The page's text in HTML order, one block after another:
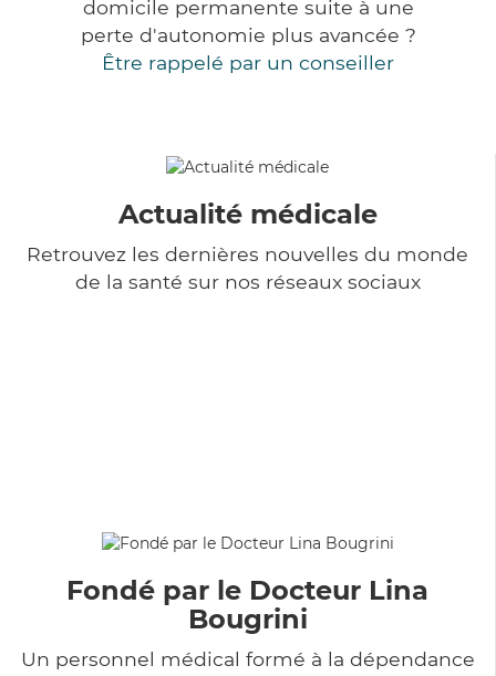
domicile permanente suite à une
perte d'autonomie plus avancée ?
Être rappelé par un conseiller
Actualité médicale
Retrouvez les dernières nouvelles du monde
de la santé sur nos réseaux sociaux
Fondé par le Docteur Lina
Bougrini
Un personnel médical formé à la dépendance